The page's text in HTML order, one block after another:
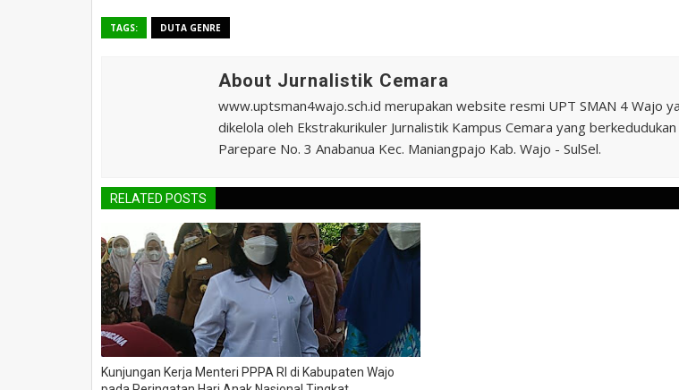
TAGS: DUTA GENRE
About Jurnalistik Cemara
www.uptsman4wajo.sch.id merupakan website resmi UPT SMAN 4 Wajo
dikelola oleh Ekstrakurikuler Jurnalistik Kampus Cemara yang berkedudukan
Parepare No. 3 Anabanua Kec. Maniangpajo Kab. Wajo - SulSel.
RELATED POSTS
Kunjungan Kerja Menteri PPPA RI di Kabupaten Wajo